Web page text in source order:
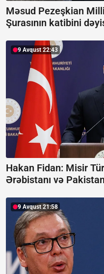
Məsud Pezeşkian
Şurasının katibini
9 Avqust 22:43
Hakan Fidan: Misir
Ərəbistanı və
9 Avqust 21:58